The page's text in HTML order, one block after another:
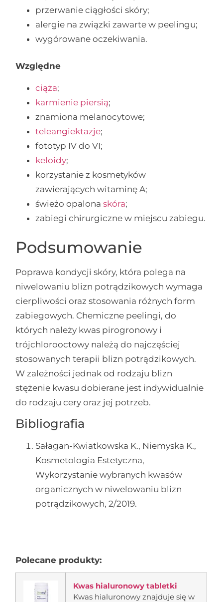
przerwanie ciągłości skóry;
alergie na związki zawarte w peelingu;
wygórowane oczekiwania.
Względne
ciąża;
karmienie piersią;
znamiona melanocytowe;
teleangiektazje;
fototyp IV do VI;
keloidy;
korzystanie z kosmetyków
zawierających witaminę A;
świeżo opalonaskóra;
zabiegi chirurgiczne w miejscu zabiegu.
Podsumowanie
Poprawa kondycji skóry, która polega na
niwelowaniu blizn potrądzikowych wymaga
cierpliwości oraz stosowania różnych form
zabiegowych. Chemiczne peelingi, do
których należy kwas pirogronowy i
trójchlorooctowy należą do najczęściej
stosowanych terapii blizn potrądzikowych.
W zależności jednak od rodzaju blizn
stężenie kwasu dobierane jest indywidualnie
do rodzaju cery oraz jej potrzeb.
Bibliografia
Sałagan-Kwiatkowska K., Niemyska K.,
Kosmetologia Estetyczna,
Wykorzystanie wybranych kwasów
organicznych w niwelowaniu blizn
potrądzikowych, 2/2019.
Polecane produkty:
Kwas hialuronowy tabletki
Kwas hialuronowy znajduje się w